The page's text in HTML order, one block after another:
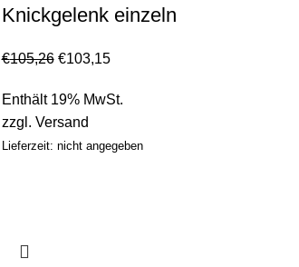
Knickgelenk einzeln
€105,26 €103,15
Enthält 19% MwSt.
zzgl. Versand
Lieferzeit: nicht angegeben